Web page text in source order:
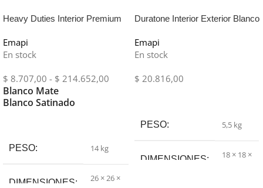
Heavy Duties Interior Premium
Emapi
En stock
$ 8.707,00 - $ 214.652,00
Blanco Mate
Blanco Satinado
PESO 14 kg
DIMENSIONES
26 × 26 ×
Duratone Interior Exterior Blanco
Emapi
En stock
$ 20.816,00
PESO 5,5 kg
DIMENSIONES
18 × 18 ×